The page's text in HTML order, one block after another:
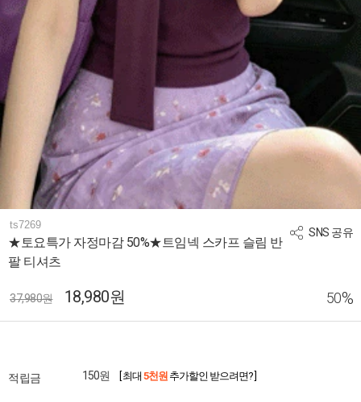
SNS 공유
ts7269
★토요특가 자정마감 50%★트임넥 스카프 슬림 반
팔 티셔츠
37,980원 18,980원 50%
적립금 150원 [ 최대 5천원 추가할인 받으려면? ]